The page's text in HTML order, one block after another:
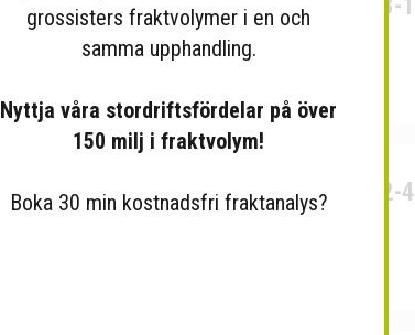
Org.Nr: 556528-
Org.Nr: 550122-
grossisters fraktvolymer i en och
samma upphandling.
Nyttja våra stordriftsfördelar på över
150 milj i fraktvolym!
Boka 30 min kostnadsfri fraktanalys?